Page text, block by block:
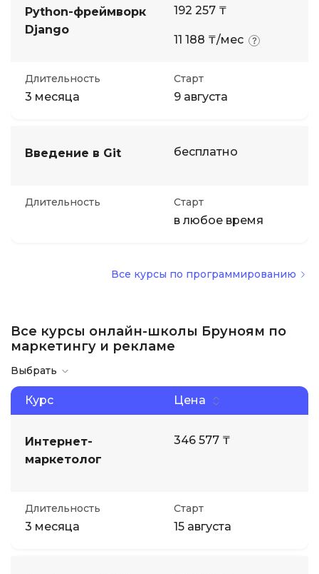
Python-фреймворк
Django
192 257 ₸
11 188 ₸/мес
Длительность
3 месяца
Старт
9 августа
Введение в Git бесплатно
Длительность Старт
в любое время
Все курсы по программированию
Все курсы онлайн-школы Бруноям по
маркетингу и рекламе
Выбрать
Курс Цена
Интернет-
маркетолог
346 577 ₸
Длительность
3 месяца
Старт
15 августа